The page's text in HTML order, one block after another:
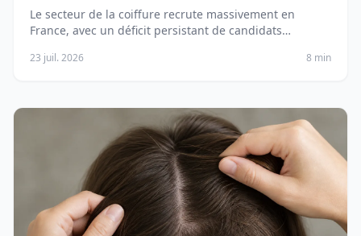
Le secteur de la coiffure recrute massivement en
France, avec un déficit persistant de candidats
23 juil. 2026 8 min